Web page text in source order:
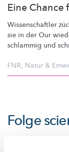
Eine Chance
Wissenschaftler
sie in der Our
schlammig und
FNR, Natur &
Folge